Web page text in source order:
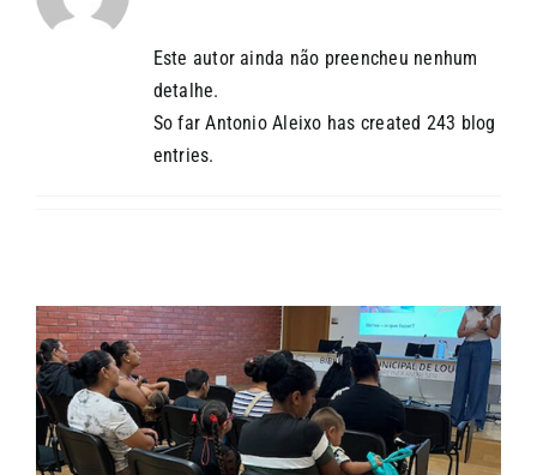
Este autor ainda não preencheu nenhum
detalhe.
So far Antonio Aleixo has created 243 blog
entries.